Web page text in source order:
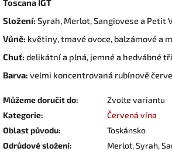
Toscana IGT
Složení: Syrah, Merlot, Sangiovese a Petit
Vůně: květiny, tmavé ovoce, balzámové a
Chuť: delikátní a plná, jemné a hedvábné
Barva: velmi koncentrovaná rubínově
Můžeme doručit do:
Zvolte variantu
Kategorie:
Červená vína
Oblast původu:
Toskánsko
Odrůdové složení:
Merlot, Syrah,